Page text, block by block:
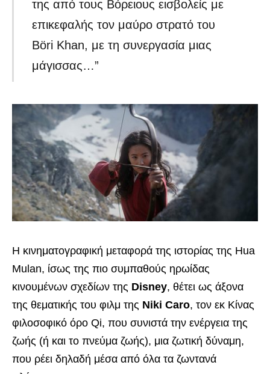
της από τους Βόρειους εισβολείς με
επικεφαλής τον μαύρο στρατό του
Böri Khan, με τη συνεργασία μιας
μάγισσας…”
Η κινηματογραφική μεταφορά της ιστορίας της Hua
Mulan, ίσως της πιο συμπαθούς ηρωίδας
κινουμένων σχεδίων της Disney, θέτει ως άξονα
της θεματικής του φιλμ της Niki Caro, τον εκ Κίνας
φιλοσοφικό όρο Qi, που συνιστά την ενέργεια της
ζωής (ή και το πνεύμα ζωής), μια ζωτική δύναμη,
που ρέει δηλαδή μέσα από όλα τα ζωντανά